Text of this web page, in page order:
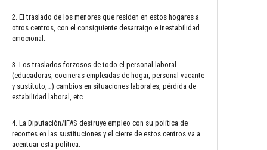
2. El traslado de los menores que residen en estos hogares a
otros centros, con el consiguiente desarraigo e inestabilidad
emocional.
3. Los traslados forzosos de todo el personal laboral
(educadoras, cocineras-empleadas de hogar, personal vacante
y sustituto,…) cambios en situaciones laborales, pérdida de
estabilidad laboral, etc.
4. La Diputación/IFAS destruye empleo con su política de
recortes en las sustituciones y el cierre de estos centros va a
acentuar esta política.